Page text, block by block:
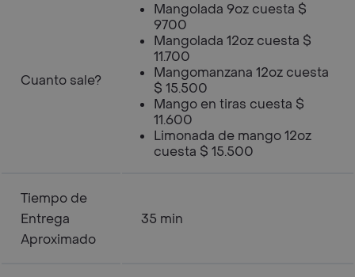
Cuanto sale?
Mangolada 9oz cuesta $
9700
Mangolada 12oz cuesta $
11.700
Mangomanzana 12oz cuesta
$ 15.500
Mango en tiras cuesta $
11.600
Limonada de mango 12oz
cuesta $ 15.500
Tiempo de
Entrega
Aproximado
35 min